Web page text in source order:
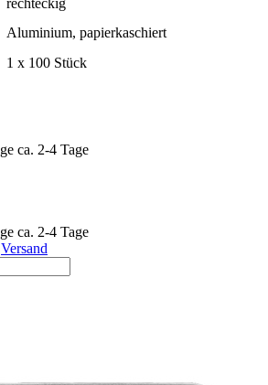
rechteckig
Aluminium, papierkaschiert
1 x 100 Stück
ca. 2-4 Tage
ca. 2-4 Tage
Versand